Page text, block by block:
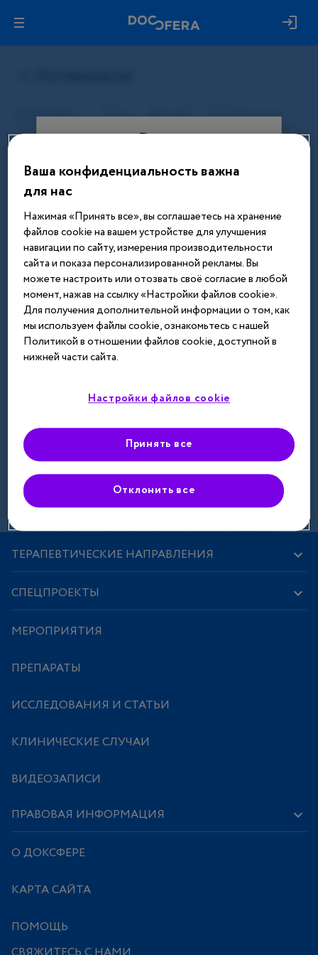
Вход
Этот материал доступен только
после авторизации. Войдите или
зарегистрируйтесь, чтобы получить
доступ ко всем материалам сайта
Введите телефон или email
Далее
Зарегистрироваться
ТЕРАПЕВТИЧЕСКИЕ НАПРАВЛЕНИЯ
СПЕЦПРОЕКТЫ
МЕРОПРИЯТИЯ
ПРЕПАРАТЫ
ИССЛЕДОВАНИЯ И СТАТЬИ
КЛИНИЧЕСКИЕ СЛУЧАИ
ВИДЕОЗАПИСИ
ПРАВОВАЯ ИНФОРМАЦИЯ
О ДОКСФЕРЕ
КАРТА САЙТА
ПОМОЩЬ
Ваша конфиденциальность важна
для нас
Нажимая «Принять все», вы соглашаетесь на хранение
файлов cookie на вашем устройстве для улучшения
навигации по сайту, измерения производительности
сайта и показа персонализированной рекламы. Вы
можете настроить или отозвать своё согласие в любой
момент, нажав на ссылку «Настройки файлов cookie».
Для получения дополнительной информации о том, как
мы используем файлы cookie, ознакомьтесь с нашей
Политикой в отношении файлов cookie, доступной в
нижней части сайта.
Настройки файлов cookie
Отклонить все
Принять все